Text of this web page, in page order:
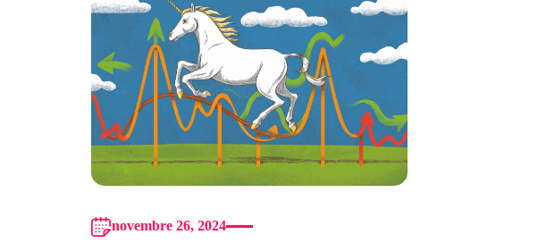
novembre 26, 2024